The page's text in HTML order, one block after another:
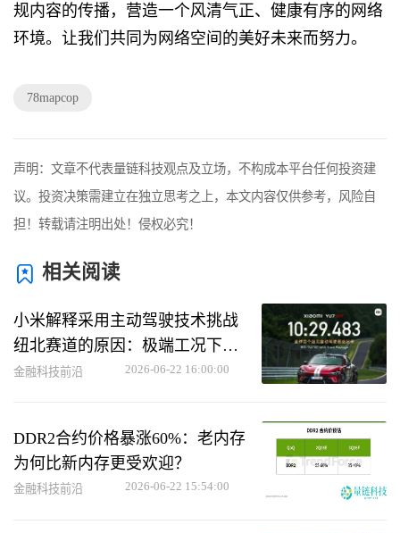
规内容的传播，营造一个风清气正、健康有序的网络
环境。让我们共同为网络空间的美好未来而努力。
78mapcop
声明：文章不代表量链科技观点及立场，不构成本平台任何投资建
议。投资决策需建立在独立思考之上，本文内容仅供参考，风险自
担！转载请注明出处！侵权必究！
相关阅读
小米解释采用主动驾驶技术挑战
纽北赛道的原因：极端工况下助
力用户救车
金融科技前沿 2026-06-22 16:00:00
DDR2合约价格暴涨60%：老内存
为何比新内存更受欢迎？
金融科技前沿 2026-06-22 15:54:00